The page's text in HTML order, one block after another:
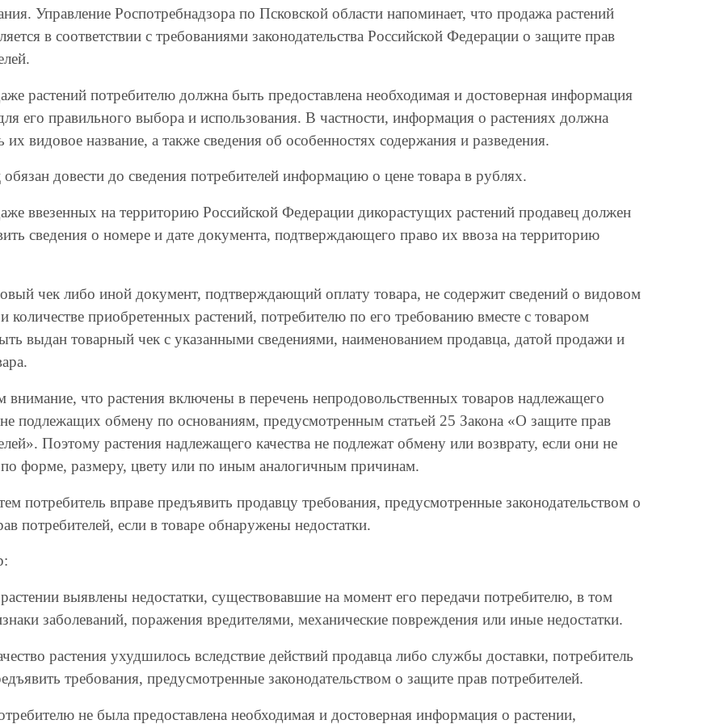
Управление Роспотребнадзора по Псковской области напоминает, что продажа растений
в соответствии с требованиями законодательства Российской Федерации о защите прав
растений потребителю должна быть предоставлена необходимая и достоверная информация
его правильного выбора и использования. В частности, информация о растениях должна
их видовое название, а также сведения об особенностях содержания и разведения.
довести до сведения потребителей информацию о цене товара в рублях.
ввезенных на территорию Российской Федерации дикорастущих растений продавец должен
сведения о номере и дате документа, подтверждающего право их ввоза на территорию
чек либо иной документ, подтверждающий оплату товара, не содержит сведений о видовом
количестве приобретенных растений, потребителю по его требованию вместе с товаром
выдан товарный чек с указанными сведениями, наименованием продавца, датой продажи и
что растения включены в перечень непродовольственных товаров надлежащего
не подлежащих обмену по основаниям, предусмотренным статьей 25 Закона «О защите прав
Поэтому растения надлежащего качества не подлежат обмену или возврату, если они не
форме, размеру, цвету или по иным аналогичным причинам.
потребитель вправе предъявить продавцу требования, предусмотренные законодательством о
потребителей, если в товаре обнаружены недостатки.
выявлены недостатки, существовавшие на момент его передачи потребителю, в том
заболеваний, поражения вредителями, механические повреждения или иные недостатки.
растения ухудшилось вследствие действий продавца либо службы доставки, потребитель
требования, предусмотренные законодательством о защите прав потребителей.
не была предоставлена необходимая и достоверная информация о растении,